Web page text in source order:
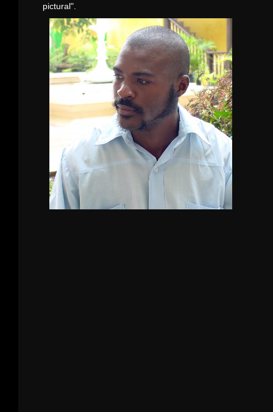
pictural".